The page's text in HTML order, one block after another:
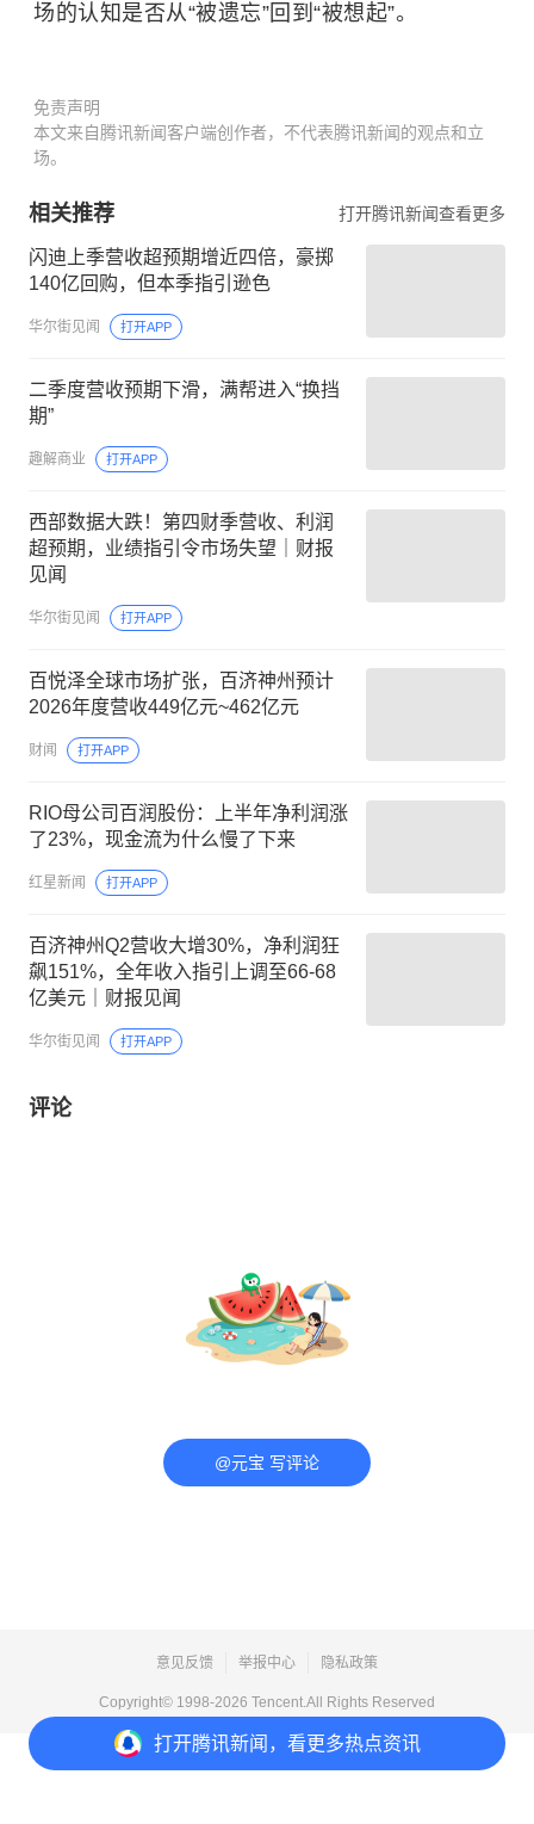
场的认知是否从“被遗忘”回到“被想起”。
免责声明
本文来自腾讯新闻客户端创作者，不代表腾讯新闻的观点和立
场。
打开腾讯新闻，看更多热点资讯
相关推荐 打开腾讯新闻查看更多
闪迪上季营收超预期增近四倍，豪掷
140亿回购，但本季指引逊色
华尔街见闻 打开APP
二季度营收预期下滑，满帮进入“换挡
期”
趣解商业 打开APP
西部数据大跌！第四财季营收、利润
超预期，业绩指引令市场失望｜财报
见闻
华尔街见闻 打开APP
百悦泽全球市场扩张，百济神州预计
2026年度营收449亿元~462亿元
财闻 打开APP
RIO母公司百润股份：上半年净利润涨
了23%，现金流为什么慢了下来
红星新闻 打开APP
百济神州Q2营收大增30%，净利润狂
飙151%，全年收入指引上调至66-68
亿美元｜财报见闻
华尔街见闻 打开APP
评论
@元宝 写评论
意见反馈 举报中心 隐私政策
Copyright© 1998-2026 Tencent.All Rights Reserved